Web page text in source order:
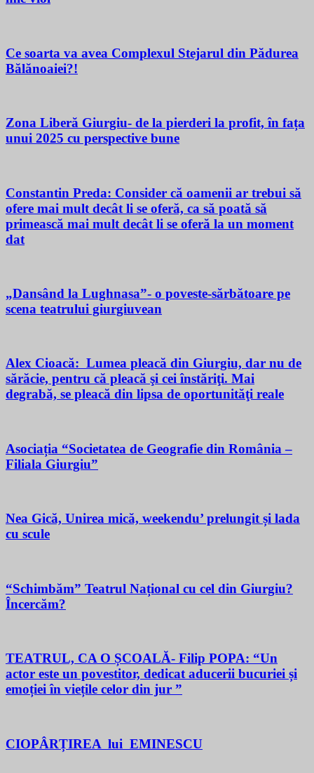
Ce soarta va avea Complexul Stejarul din Pădurea
Bălănoaiei?!
Zona Liberă Giurgiu- de la pierderi la profit, în fața
unui 2025 cu perspective bune
Constantin Preda: Consider că oamenii ar trebui să
ofere mai mult decât li se oferă, ca să poată să
primească mai mult decât li se oferă la un moment
dat
„Dansând la Lughnasa”- o poveste-sărbătoare pe
scena teatrului giurgiuvean
Alex Cioacă: Lumea pleacă din Giurgiu, dar nu de
sărăcie, pentru că pleacă şi cei înstăriţi. Mai
degrabă, se pleacă din lipsa de oportunităţi reale
Asociația “Societatea de Geografie din România –
Filiala Giurgiu”
Nea Gică, Unirea mică, weekendu’ prelungit și lada
cu scule
“Schimbăm” Teatrul Național cu cel din Giurgiu?
Încercăm?
TEATRUL, CA O ȘCOALĂ- Filip POPA: “Un
actor este un povestitor, dedicat aducerii bucuriei și
emoției în viețile celor din jur ”
CIOPÂRȚIREA lui EMINESCU